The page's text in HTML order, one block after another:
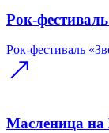
Рок-
Рок-фестиваль
Масленица на